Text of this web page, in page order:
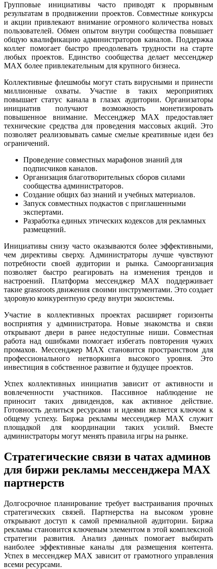
Групповые инициативы часто приводят к прорывным
результатам в продвижении проектов. Совместные конкурсы
и акции привлекают внимание огромного количества новых
пользователей. Обмен опытом внутри сообщества повышает
общую квалификацию администраторов каналов. Поддержка
коллег помогает быстро преодолевать трудности на старте
любых проектов. Единство сообщества делает мессенджер
MAX более привлекательным для крупного бизнеса.
Коллективные флешмобы могут стать вирусными и принести
миллионные охваты. Участие в таких мероприятиях
повышает статус канала в глазах аудитории. Организаторы
инициатив получают возможность монетизировать
повышенное внимание. Мессенджер MAX предоставляет
технические средства для проведения массовых акций. Это
позволяет реализовывать самые смелые креативные идеи без
ограничений.
Проведение совместных марафонов знаний для
подписчиков каналов.
Организация благотворительных сборов силами
сообщества администраторов.
Создание общих баз знаний и учебных материалов.
Запуск совместных подкастов с приглашенными
экспертами.
Разработка единых этических кодексов для рекламных
размещений.
Инициативы снизу часто оказываются более эффективными,
чем директивы сверху. Администраторы лучше чувствуют
потребности своей аудитории и рынка. Самоорганизация
позволяет быстро реагировать на изменения трендов и
настроений. Платформа мессенджер MAX поддерживает
такие grassroots движения своими инструментами. Это создает
здоровую конкурентную среду внутри экосистемы.
Участие в коллективных проектах расширяет горизонты
восприятия у администратора. Новые знакомства и связи
открывают двери в ранее недоступные ниши. Совместная
работа над ошибками помогает избегать повторения чужих
промахов. Мессенджер MAX становится пространством для
профессионального нетворкинга высокого уровня. Это
инвестиция в собственное развитие и будущее проектов.
Успех коллективных инициатив зависит от активности и
вовлеченности участников. Пассивное наблюдение не
приносит таких дивидендов, как активное действие.
Готовность делиться ресурсами и идеями является ключом к
общему успеху. Биржа рекламы мессенджер MAX служит
площадкой для координации таких усилий. Вместе
администраторы могут менять правила игры на рынке.
Стратегические связи в чатах админов
для биржи рекламы мессенджера MAX
партнерств
Долгосрочное планирование требует выстраивания прочных
стратегических связей. Партнерства на высоком уровне
открывают доступ к самой премиальной аудитории. Биржа
рекламы становится ключевым элементом в этой комплексной
стратегии развития. Анализ данных помогает выбирать
наиболее эффективные каналы для размещения контента.
Успех в мессенджер MAX зависит от грамотного управления
всеми ресурсами.